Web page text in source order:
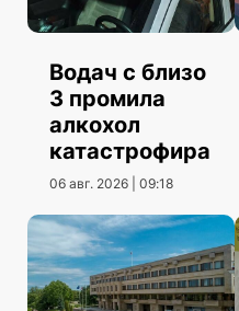
Водач с близо
3 промила
алкохол
катастрофира
06 авг. 2026 | 09:18